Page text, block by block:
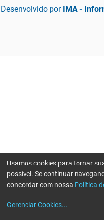
Desenvolvido por IMA -
Usamos cookies para tornar
possível. Se continuar
concordar com nossa Política
Gerenciar Cookies...
Erro ao enviar informações,